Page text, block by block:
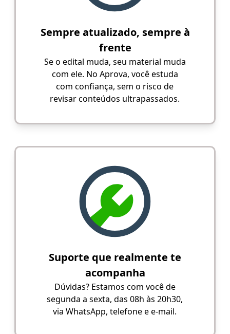
Sempre atualizado, sempre à
frente
Se o edital muda, seu material muda
com ele. No Aprova, você estuda
com confiança, sem o risco de
revisar conteúdos ultrapassados.
Suporte que realmente te
acompanha
Dúvidas? Estamos com você de
segunda a sexta, das 08h às 20h30,
via WhatsApp, telefone e e-mail.